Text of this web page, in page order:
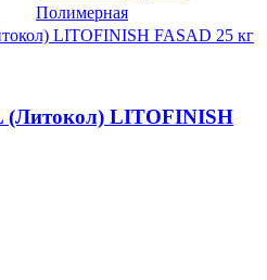
Полимерная
LITOFINISH